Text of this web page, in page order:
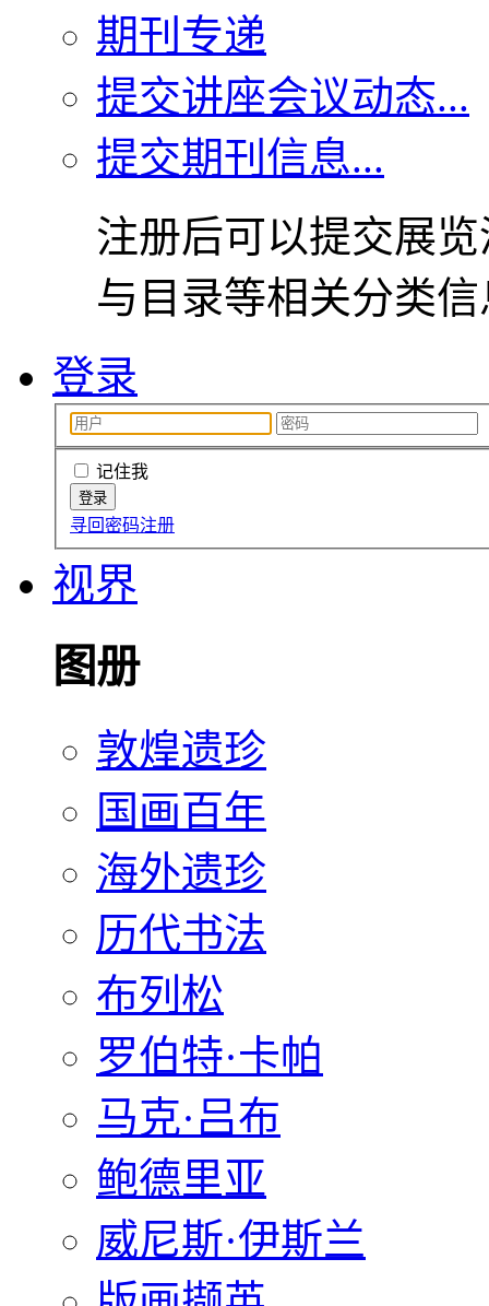
期刊专递
提交讲座会议动态...
提交期刊信息...
注册后可以提交展
与目录等相关分类
登录
记住我
寻回密码注册
视界
图册
敦煌遗珍
国画百年
海外遗珍
历代书法
布列松
罗伯特·卡帕
马克·吕布
鲍德里亚
威尼斯·伊斯兰